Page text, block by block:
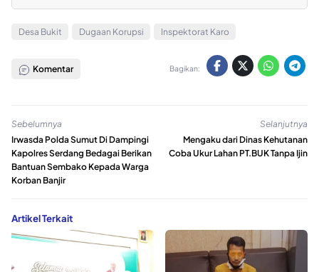
Desa Bukit Dugaan Korupsi Inspektorat Karo
Komentar Bagikan:
Sebelumnya
Irwasda Polda Sumut Di Dampingi
Kapolres Serdang Bedagai Berikan
Bantuan Sembako Kepada Warga
Korban Banjir
Selanjutnya
Mengaku dari Dinas Kehutanan
Coba Ukur Lahan PT.BUK Tanpa Ijin
Artikel Terkait